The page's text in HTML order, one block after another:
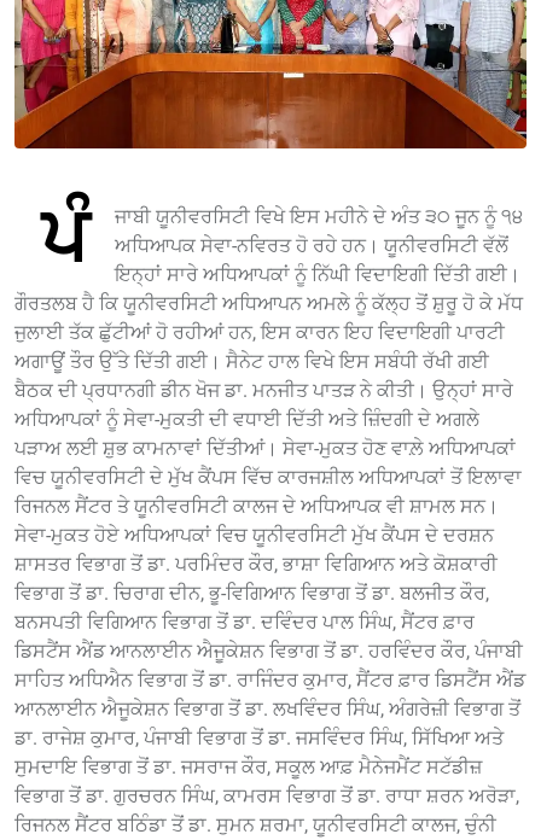
ਪੰ
ਜਾਬੀ ਯੂਨੀਵਰਸਿਟੀ ਵਿਖੇ ਇਸ ਮਹੀਨੇ ਦੇ ਅੰਤ ੩੦ ਜੂਨ ਨੂੰ ੧੪
ਅਧਿਆਪਕ ਸੇਵਾ-ਨਵਿਰਤ ਹੋ ਰਹੇ ਹਨ। ਯੂਨੀਵਰਸਿਟੀ ਵੱਲੋਂ
ਇਨ੍ਹਾਂ ਸਾਰੇ ਅਧਿਆਪਕਾਂ ਨੂੰ ਨਿੱਘੀ ਵਿਦਾਇਗੀ ਦਿੱਤੀ ਗਈ।
ਗੌਰਤਲਬ ਹੈ ਕਿ ਯੂਨੀਵਰਸਿਟੀ ਅਧਿਆਪਨ ਅਮਲੇ ਨੂੰ ਕੱਲ੍ਹ ਤੋਂ ਸ਼ੁਰੂ ਹੋ ਕੇ ਮੱਧ
ਜੁਲਾਈ ਤੱਕ ਛੁੱਟੀਆਂ ਹੋ ਰਹੀਆਂ ਹਨ, ਇਸ ਕਾਰਨ ਇਹ ਵਿਦਾਇਗੀ ਪਾਰਟੀ
ਅਗਾਊਂ ਤੌਰ ਉੱਤੇ ਦਿੱਤੀ ਗਈ। ਸੈਨੇਟ ਹਾਲ ਵਿਖੇ ਇਸ ਸਬੰਧੀ ਰੱਖੀ ਗਈ
ਬੈਠਕ ਦੀ ਪ੍ਰਧਾਨਗੀ ਡੀਨ ਖੋਜ ਡਾ. ਮਨਜੀਤ ਪਾਤੜ ਨੇ ਕੀਤੀ। ਉਨ੍ਹਾਂ ਸਾਰੇ
ਅਧਿਆਪਕਾਂ ਨੂੰ ਸੇਵਾ-ਮੁਕਤੀ ਦੀ ਵਧਾਈ ਦਿੱਤੀ ਅਤੇ ਜ਼ਿੰਦਗੀ ਦੇ ਅਗਲੇ
ਪੜਾਅ ਲਈ ਸ਼ੁਭ ਕਾਮਨਾਵਾਂ ਦਿੱਤੀਆਂ। ਸੇਵਾ-ਮੁਕਤ ਹੋਣ ਵਾਲ਼ੇ ਅਧਿਆਪਕਾਂ
ਵਿਚ ਯੂਨੀਵਰਸਿਟੀ ਦੇ ਮੁੱਖ ਕੈਂਪਸ ਵਿੱਚ ਕਾਰਜਸ਼ੀਲ ਅਧਿਆਪਕਾਂ ਤੋਂ ਇਲਾਵਾ
ਰਿਜਨਲ ਸੈਂਟਰ ਤੇ ਯੂਨੀਵਰਸਿਟੀ ਕਾਲਜ ਦੇ ਅਧਿਆਪਕ ਵੀ ਸ਼ਾਮਲ ਸਨ।
ਸੇਵਾ-ਮੁਕਤ ਹੋਏ ਅਧਿਆਪਕਾਂ ਵਿਚ ਯੂਨੀਵਰਸਿਟੀ ਮੁੱਖ ਕੈਂਪਸ ਦੇ ਦਰਸ਼ਨ
ਸ਼ਾਸਤਰ ਵਿਭਾਗ ਤੋਂ ਡਾ. ਪਰਮਿੰਦਰ ਕੌਰ, ਭਾਸ਼ਾ ਵਿਗਿਆਨ ਅਤੇ ਕੋਸ਼ਕਾਰੀ
ਵਿਭਾਗ ਤੋਂ ਡਾ. ਚਿਰਾਗ ਦੀਨ, ਭੂ-ਵਿਗਿਆਨ ਵਿਭਾਗ ਤੋਂ ਡਾ. ਬਲਜੀਤ ਕੌਰ,
ਬਨਸਪਤੀ ਵਿਗਿਆਨ ਵਿਭਾਗ ਤੋਂ ਡਾ. ਦਵਿੰਦਰ ਪਾਲ ਸਿੰਘ, ਸੈਂਟਰ ਫ਼ਾਰ
ਡਿਸਟੈਂਸ ਐਂਡ ਆਨਲਾਈਨ ਐਜੂਕੇਸ਼ਨ ਵਿਭਾਗ ਤੋਂ ਡਾ. ਹਰਵਿੰਦਰ ਕੌਰ, ਪੰਜਾਬੀ
ਸਾਹਿਤ ਅਧਿਐਨ ਵਿਭਾਗ ਤੋਂ ਡਾ. ਰਾਜਿੰਦਰ ਕੁਮਾਰ, ਸੈਂਟਰ ਫ਼ਾਰ ਡਿਸਟੈਂਸ ਐਂਡ
ਆਨਲਾਈਨ ਐਜੂਕੇਸ਼ਨ ਵਿਭਾਗ ਤੋਂ ਡਾ. ਲਖਵਿੰਦਰ ਸਿੰਘ, ਅੰਗਰੇਜ਼ੀ ਵਿਭਾਗ ਤੋਂ
ਡਾ. ਰਾਜੇਸ਼ ਕੁਮਾਰ, ਪੰਜਾਬੀ ਵਿਭਾਗ ਤੋਂ ਡਾ. ਜਸਵਿੰਦਰ ਸਿੰਘ, ਸਿੱਖਿਆ ਅਤੇ
ਸੁਮਦਾਇ ਵਿਭਾਗ ਤੋਂ ਡਾ. ਜਸਰਾਜ ਕੌਰ, ਸਕੂਲ ਆਫ਼ ਮੈਨੇਜਮੈਂਟ ਸਟੱਡੀਜ਼
ਵਿਭਾਗ ਤੋਂ ਡਾ. ਗੁਰਚਰਨ ਸਿੰਘ, ਕਾਮਰਸ ਵਿਭਾਗ ਤੋਂ ਡਾ. ਰਾਧਾ ਸ਼ਰਨ ਅਰੋੜਾ,
ਰਿਜਨਲ ਸੈਂਟਰ ਬਠਿੰਡਾ ਤੋਂ ਡਾ. ਸੁਮਨ ਸ਼ਰਮਾ, ਯੂਨੀਵਰਸਿਟੀ ਕਾਲਜ, ਚੁੰਨੀ